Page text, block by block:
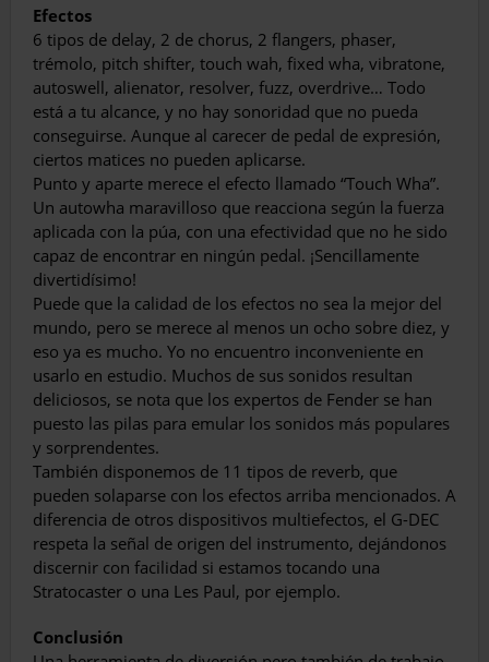
Efectos
6 tipos de delay, 2 de chorus, 2 flangers, phaser,
trémolo, pitch shifter, touch wah, fixed wha, vibratone,
autoswell, alienator, resolver, fuzz, overdrive… Todo
está a tu alcance, y no hay sonoridad que no pueda
conseguirse. Aunque al carecer de pedal de expresión,
ciertos matices no pueden aplicarse.
Punto y aparte merece el efecto llamado “Touch Wha”.
Un autowha maravilloso que reacciona según la fuerza
aplicada con la púa, con una efectividad que no he sido
capaz de encontrar en ningún pedal. ¡Sencillamente
divertidísimo!
Puede que la calidad de los efectos no sea la mejor del
mundo, pero se merece al menos un ocho sobre diez, y
eso ya es mucho. Yo no encuentro inconveniente en
usarlo en estudio. Muchos de sus sonidos resultan
deliciosos, se nota que los expertos de Fender se han
puesto las pilas para emular los sonidos más populares
y sorprendentes.
También disponemos de 11 tipos de reverb, que
pueden solaparse con los efectos arriba mencionados. A
diferencia de otros dispositivos multiefectos, el G-DEC
respeta la señal de origen del instrumento, dejándonos
discernir con facilidad si estamos tocando una
Stratocaster o una Les Paul, por ejemplo.
Conclusión